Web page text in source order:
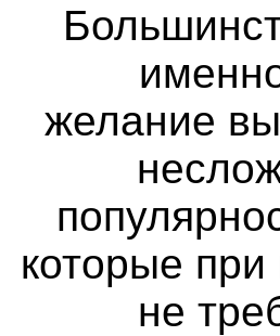
желание
которые
не